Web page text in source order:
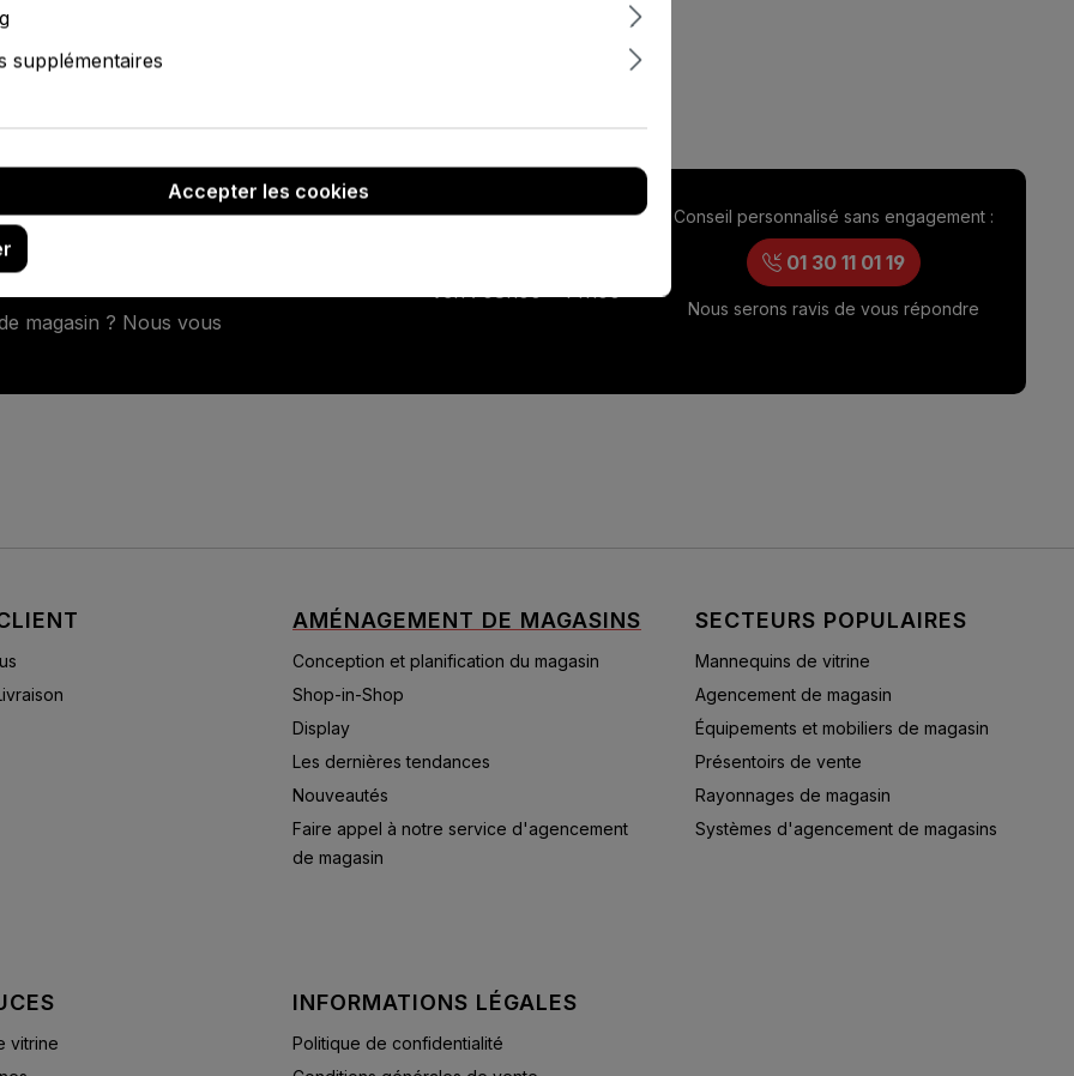
selon vos besoins
magasin ? Nous vous
Conseil personnalisé sans engagement :
01 30 11 01 19
Nous serons ravis de vous répondre
AMÉNAGEMENT DE MAGASINS
Conception et planification du magasin
Shop-in-Shop
Display
Les dernières tendances
Nouveautés
Faire appel à notre service d'agencement
de magasin
SECTEURS POPULAIRES
Mannequins de vitrine
Agencement de magasin
Équipements et mobiliers de magasin
Présentoirs de vente
Rayonnages de magasin
Systèmes d'agencement de magasins
vitrine
INFORMATIONS LÉGALES
Politique de confidentialité
supplémentaires
Accepter les cookies